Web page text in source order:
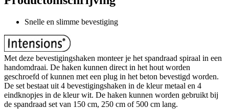
Snelle en slimme bevestiging
Met deze bevestigingshaken monteer je het spandraad spiraal in een
handomdraai. De haken kunnen direct in het hout worden
geschroefd of kunnen met een plug in het beton bevestigd worden.
De set bestaat uit 4 bevestigingshaken in de kleur metaal en 4
eindknopjes in de kleur wit. De haken kunnen worden gebruikt bij
de spandraad set van 150 cm, 250 cm of 500 cm lang.